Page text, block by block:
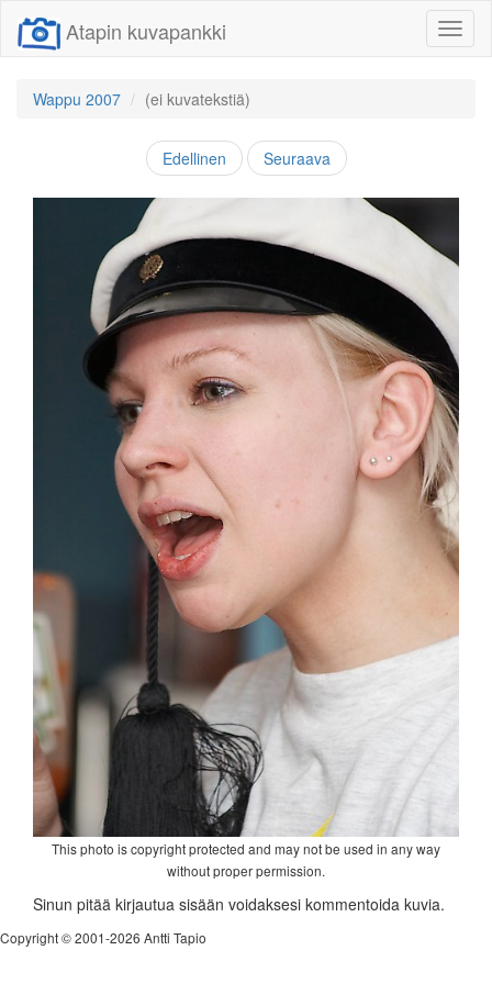
linkit
Atapin kuvapankki
Wappu 2007 (ei kuvatekstiä)
Edellinen Seuraava
This photo is copyright protected and may not be used in any way
without proper permission.
Sinun pitää kirjautua sisään voidaksesi kommentoida kuvia.
Copyright © 2001-2026 Antti Tapio